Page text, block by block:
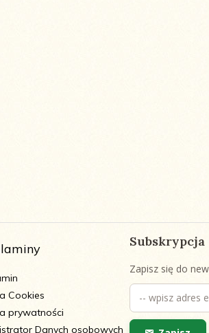
Cookies
prywatności
Danych osobowych
Subskrypcja
Zapisz się do